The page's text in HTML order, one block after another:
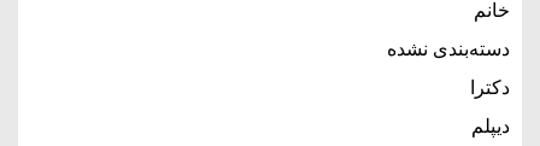
خانم
دسته‌بندی نشده
دکترا
دیپلم